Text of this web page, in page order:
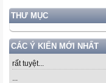
THƯ MỤC
CÁC Ý KIẾN MỚI NHẤT
rất tuyệt...
...